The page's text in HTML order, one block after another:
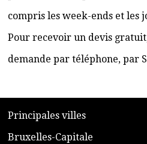
compris les week-ends et les
Pour recevoir un devis
demande par téléphone, par
​Principales villes
​Bruxelles-Capitale